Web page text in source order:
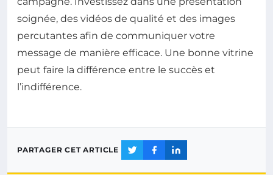
soignée, des vidéos de qualité et des images
percutantes afin de communiquer votre
message de manière efficace. Une bonne vitrine
peut faire la différence entre le succès et
l’indifférence.
PARTAGER CET ARTICLE